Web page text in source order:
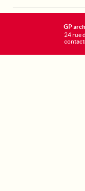
GP
24 rue